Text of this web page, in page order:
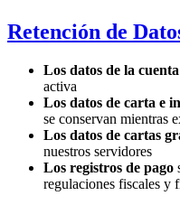
Retención de
Los datos de la cuenta
activa
Los datos de carta e
se conservan mientras
Los datos de cartas
nuestros servidores
Los registros de pago
regulaciones fiscales y